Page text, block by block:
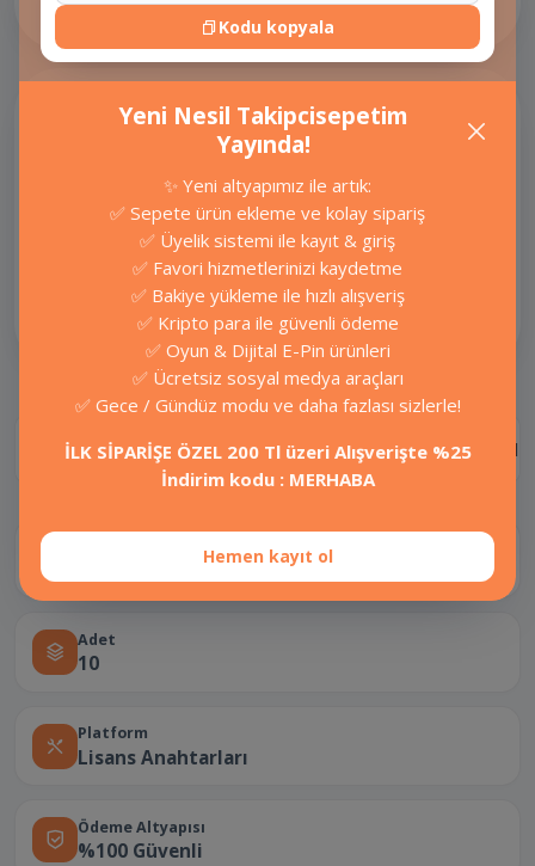
Onlarca Platform,
Yüzlerce Akıllı Servis
Hizmet almak istediğiniz sosyal
medya platformuna tıklayıp
paketleri görüntüleyebilirsiniz.
Instagram
Ürün Bilgisi Değerlendirmeler SSS Nasıl
Manuel teslimat
Adet
10
Platform
Lisans Anahtarları
Ödeme Altyapısı
%100 Güvenli
Kodu kopyala
Yeni Nesil Takipcisepetim
Yayında!
✨ Yeni altyapımız ile artık:
✅ Sepete ürün ekleme ve kolay sipariş
✅ Üyelik sistemi ile kayıt & giriş
✅ Favori hizmetlerinizi kaydetme
✅ Bakiye yükleme ile hızlı alışveriş
✅ Kripto para ile güvenli ödeme
✅ Oyun & Dijital E-Pin ürünleri
✅ Ücretsiz sosyal medya araçları
✅ Gece / Gündüz modu ve daha fazlası sizlerle!
İLK SİPARİŞE ÖZEL 200 Tl üzeri Alışverişte %25
İndirim kodu : MERHABA
Hemen kayıt ol